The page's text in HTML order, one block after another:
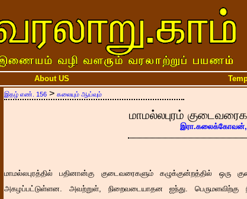
About US
இதழ் எண். 156 > கலையும் ஆய்வும்
மாமல்லபுரம்
இரா.கலைக்கோவன்,
மாமல்லபுரத்தில் பதினான்கு குடைவரைகளும் கழுக்குன்றத்தில் ஒரு
அகழப்பட்டுள்ளன. அவற்றுள், நிறைவடையாதன ஐந்து. பெருமளவிற்கு